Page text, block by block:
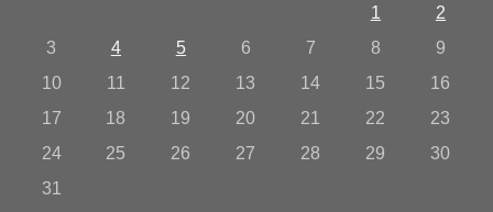
1
2
3
4 5 6 7 8
9
10
11 12 13 14 15
16
17
18 19 20 21 22
23
24
25 26 27 28 29
30
31